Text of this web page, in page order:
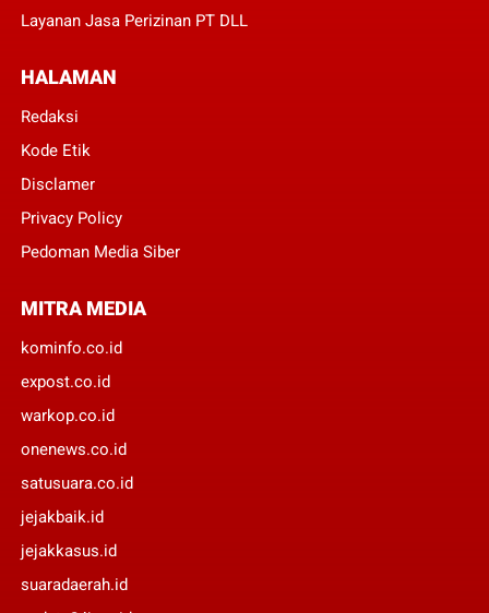
Layanan Jasa Perizinan PT DLL
HALAMAN
Redaksi
Kode Etik
Disclamer
Privacy Policy
Pedoman Media Siber
MITRA MEDIA
kominfo.co.id
expost.co.id
warkop.co.id
onenews.co.id
satusuara.co.id
jejakbaik.id
jejakkasus.id
suaradaerah.id